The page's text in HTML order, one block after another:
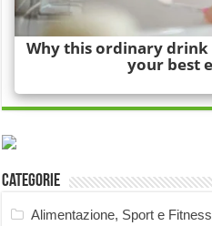
Categorie
Alimentazione, Sport e Fitness